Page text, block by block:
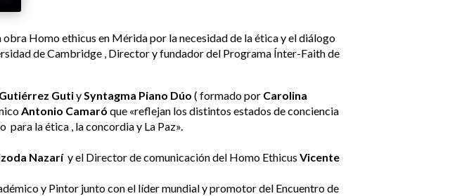
obra Homo ethicus en Mérida por la necesidad de la ética y el diálogo
de Cambridge , Director y fundador del Programa Ínter-Faith de
GutiySyntagma Piano Dúo ( formado por Carolina
Antonio Camaró que «reflejan los distintos estados de conciencia
la ética , la concordia y La Paz».
Nazarí y el Director de comunicación del Homo EthicusVicente
y Pintor junto con el líder mundial y promotor del Encuentro de